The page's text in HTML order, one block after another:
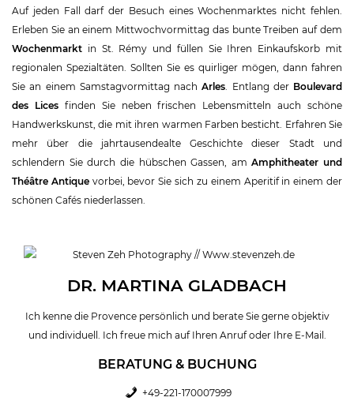
Auf jeden Fall darf der Besuch eines Wochenmarktes nicht fehlen.
Erleben Sie an einem Mittwochvormittag das bunte Treiben auf dem
Wochenmarkt in St. Rémy und füllen Sie Ihren Einkaufskorb mit
regionalen Spezialtäten. Sollten Sie es quirliger mögen, dann fahren
Sie an einem Samstagvormittag nachArles . Entlang der Boulevard
des Licesfinden Sie neben frischen Lebensmitteln auch schöne
Handwerkskunst, die mit ihren warmen Farben besticht. Erfahren Sie
mehr über die jahrtausendealte Geschichte dieser Stadt und
schlendern Sie durch die hübschen Gassen, amAmphitheater und
Théâtre Antiquevorbei, bevor Sie sich zu einem Aperitif in einem der
schönen Cafés niederlassen.
DR. MARTINA GLADBACH
Ich kenne die Provence persönlich und berate Sie gerne objektiv
und individuell. Ich freue mich auf Ihren Anruf oder Ihre E-Mail.
BERATUNG & BUCHUNG
+49-221-170007999